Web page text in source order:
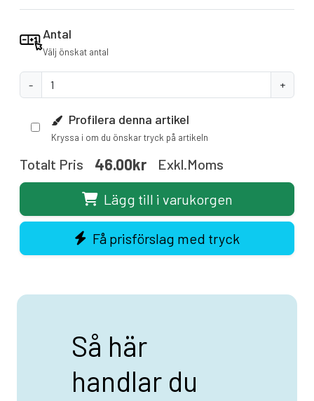
Antal
Välj önskat antal
- +
Profilera denna artikel
Kryssa i om du önskar tryck på artikeln
Totalt Pris 46.00kr Exkl.moms
Lägg till i varukorgen
Få prisförslag med tryck
Så här
handlar du